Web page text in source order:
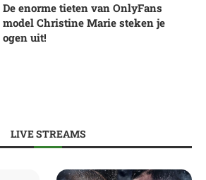
De enorme tieten van OnlyFans
model Christine Marie steken je
ogen uit!
LIVE STREAMS